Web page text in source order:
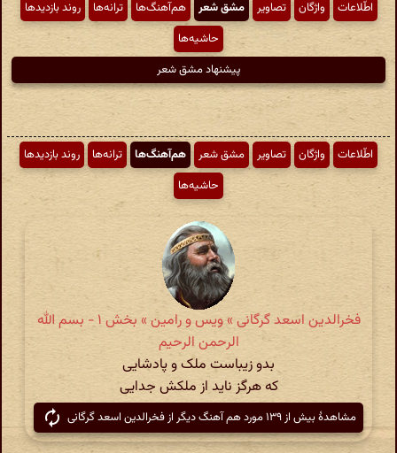
اطّلاعات واژگان تصاویر مشق شعر هم‌آهنگ‌ها ترانه‌ها
روند بازدیدها
حاشیه‌ها
پیشنهاد مشق شعر
اطّلاعات واژگان تصاویر مشق شعر هم‌آهنگ‌ها ترانه‌ها
روند بازدیدها
حاشیه‌ها
فخرالدین اسعد گرگانی » ویس و رامین » بخش ۱ - بسم الله
الرحمن الرحیم
بدو زیباست ملک و پادشایی
که هرگز ناید از ملکش جدایی
مشاهدهٔ بیش از ۱۳۹ مورد هم آهنگ دیگر از فخرالدین اسعد گرگانی